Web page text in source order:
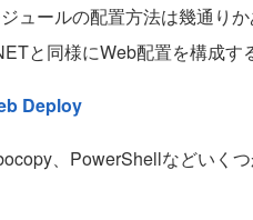
ュールの配置方法は幾通り
と同様にWeb配置を構成す
Deploy
、PowerShellなどいく